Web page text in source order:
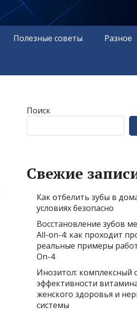
Полезные советы Разное
Поиск
Свежие
Как отбелить зубы в
условиях безопасно
Восстановление зубов
All-on-4: как проходит
реальные примеры
On-4
Инозитол: комплексный
эффективности
женского здоровья и
системы